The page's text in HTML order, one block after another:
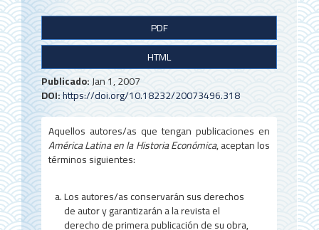
B
a
r
r
a
l
a
t
e
PDF
HTML
Publicado:Jan 1, 2007
DOI:https://doi.org/10.18232/20073496.318
Aquellos autores/as que tengan publicaciones en
América Latina en la Historia Económica, aceptan los
términos siguientes:
Los autores/as conservarán sus derechos
de autor y garantizarán a la revista el
derecho de primera publicación de su obra,